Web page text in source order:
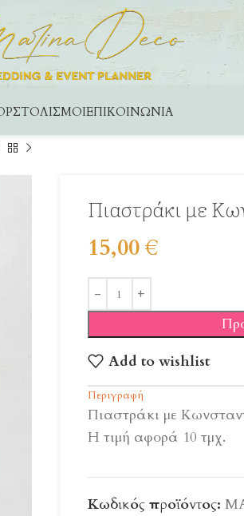
ΣΤΟΛΙΣΜΟΊΕΠΙΚΟΙΝΩΝΊΑ
Πιαστράκι με
15,00€
Add to wishlist
Περιγραφή
Πιαστράκι με
Η τιμή αφορά 10 τμχ.
Κωδικός προϊόντος: